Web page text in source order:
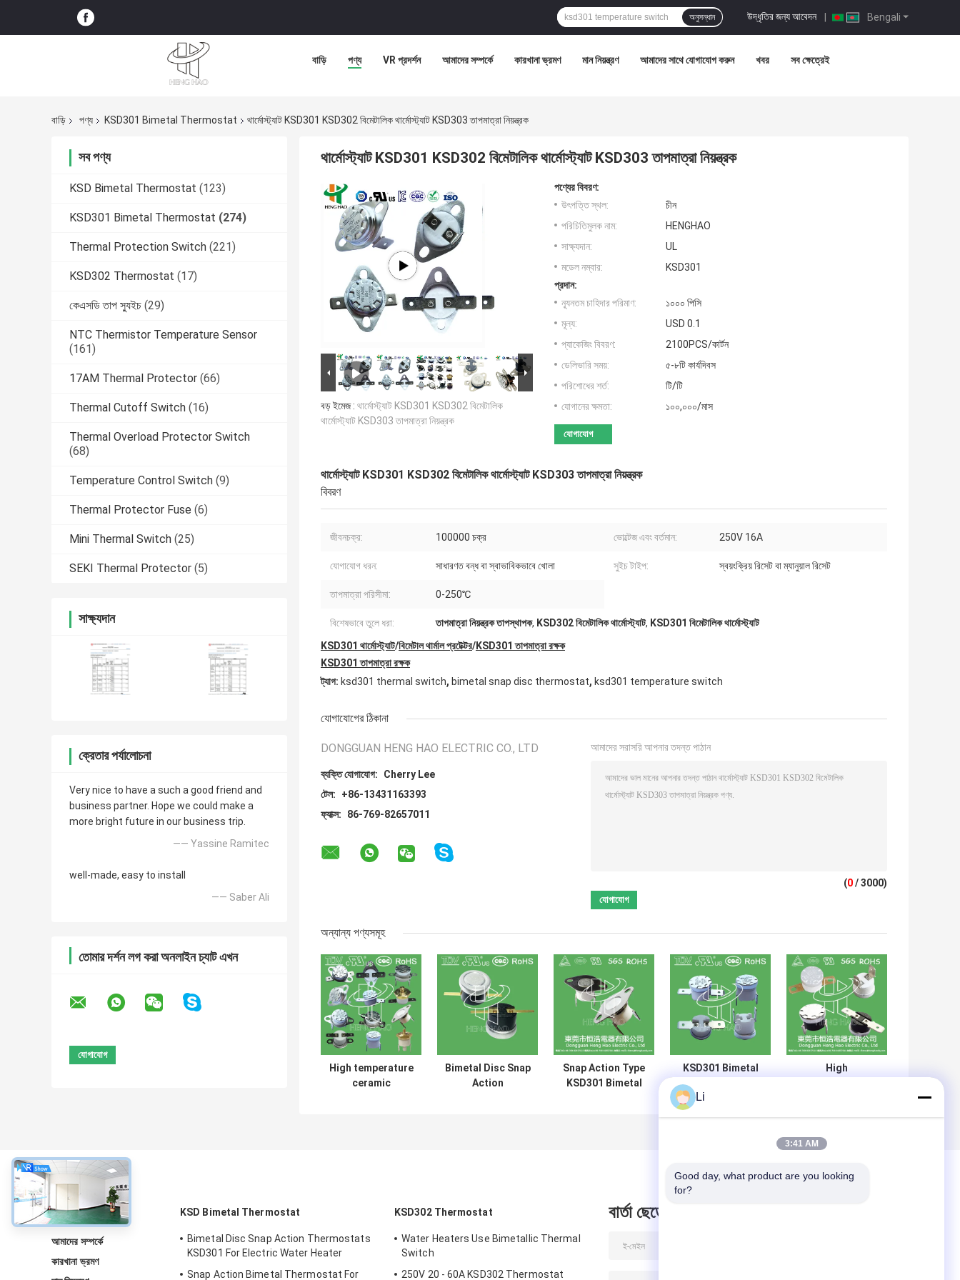
Bengali
উদ্ধৃতির জন্য আবেদন |
অনুসন্ধান
বাড়ি পণ্য VR প্রদর্শন আমাদের সম্পর্কে কারখানা ভ্রমণ মান নিয়ন্ত্রণ আমাদের সাথে যোগাযোগ করুন খবর সব ক্ষেত্রেই
বাড়ি পণ্য KSD301 Bimetal Thermostat থার্মোস্ট্যাট KSD301 KSD302 বিমেটালিক থার্মোস্ট্যাট KSD303 তাপমাত্রা নিয়ন্ত্রক
সব পণ্য
KSD Bimetal Thermostat (123)
KSD301 Bimetal Thermostat (274)
Thermal Protection Switch (221)
KSD302 Thermostat (17)
কেএসডি তাপ স্যুইচ (29)
NTC Thermistor Temperature Sensor
(161)
17AM Thermal Protector (66)
Thermal Cutoff Switch (16)
Thermal Overload Protector Switch
(68)
Temperature Control Switch (9)
Thermal Protector Fuse (6)
Mini Thermal Switch (25)
SEKI Thermal Protector (5)
সাক্ষ্যদান
ক্রেতার পর্যালোচনা
Very nice to have a such a good friend and
business partner. Hope we could make a
more bright future in our business trip.
—— Yassine Ramitec
well-made, easy to install
—— Saber Ali
তোমার দর্শন লগ করা অনলাইন চ্যাট এখন
থার্মোস্ট্যাট KSD301 KSD302 বিমেটালিক থার্মোস্ট্যাট KSD303 তাপমাত্রা নিয়ন্ত্রক
বড় ইমেজ : থার্মোস্ট্যাট KSD301 KSD302 বিমেটালিক
থার্মোস্ট্যাট KSD303 তাপমাত্রা নিয়ন্ত্রক
পণ্যের বিবরণ:
উৎপত্তি স্থল:
চীন
পরিচিতিমুলক নাম:
HENGHAO
সাক্ষ্যদান:
UL
মডেল নম্বার:
KSD301
প্রদান:
ন্যূনতম চাহিদার পরিমাণ:
১০০০ পিসি
মূল্য:
USD 0.1
প্যাকেজিং বিবরণ:
2100PCS/কার্টন
ডেলিভারি সময়:
৫-৮টি কার্যদিবস
পরিশোধের শর্ত:
টি/টি
যোগানের ক্ষমতা:
১০০,০০০/মাস
যোগাযোগ
থার্মোস্ট্যাট KSD301 KSD302 বিমেটালিক থার্মোস্ট্যাট KSD303 তাপমাত্রা নিয়ন্ত্রক
বিবরণ
জীবনচক্র: 100000 চক্র ভোল্টেজ এবং বর্তমান: 250V 16A
যোগাযোগ ধরন: সাধারণত বন্ধ বা স্বাভাবিকভাবে খোলা সুইচ টাইপ: স্বয়ংক্রিয় রিসেট বা ম্যানুয়াল রিসেট
তাপমাত্রা পরিসীমা: 0-250℃
বিশেষভাবে তুলে ধরা: তাপমাত্রা নিয়ন্ত্রক তাপস্থাপক, KSD302 বিমেটালিক থার্মোস্ট্যাট, KSD301 বিমেটালিক থার্মোস্ট্যাট
KSD301 থার্মোস্ট্যাট/বিমেটাল থার্মাল প্রটেক্টর/KSD301 তাপমাত্রা রক্ষক
KSD301 তাপমাত্রা রক্ষক
ট্যাগ: ksd301 thermal switch, bimetal snap disc thermostat, ksd301 temperature switch
যোগাযোগের ঠিকানা
DONGGUAN HENG HAO ELECTRIC CO., LTD
ব্যক্তি যোগাযোগ:
Cherry Lee
টেল:
+86-13431163393
ফ্যাক্স:
86-769-82657011
আমাদের সরাসরি আপনার তদন্ত পাঠান
(0/ 3000)
অন্যান্য পণ্যসমূহ
High temperature
ceramic
Bimetal Disc Snap
Action
Snap Action Type
KSD301 Bimetal
KSD301 Bimetal
thermal Switch ,
Normally Closed /
High
Available
সম্বন্ধে
আমাদের সম্পর্কে
কারখানা ভ্রমণ
KSD Bimetal Thermostat
Bimetal Disc Snap Action Thermostats
KSD301 For Electric Water Heater
Snap Action Bimetal Thermostat For
KSD302 Thermostat
Water Heaters Use Bimetallic Thermal
Switch
250V 20 - 60A KSD302 Thermostat
বার্তা ছেড়ে
Li
3:41 AM
Good day, what product are you looking
for?